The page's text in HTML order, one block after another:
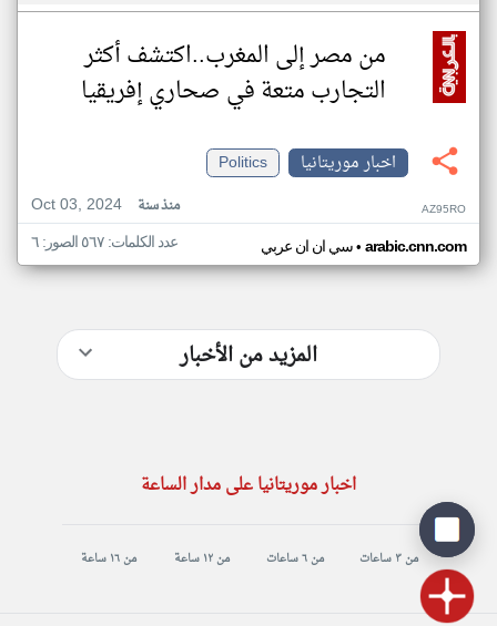
من مصر إلى المغرب..اكتشف أكثر
التجارب متعة في صحاري إفريقيا
اخبار موريتانيا
Politics
Oct 03, 2024
منذ سنة AZ95RO
سي ان ان عربي• arabic.cnn.com عدد الكلمات: ٥٦٧ الصور: ٦
المزيد من الأخبار
اخبار موريتانيا على مدار الساعة
من ٣ ساعات من ٦ ساعات من ١٢ ساعة من ١٦ ساعة